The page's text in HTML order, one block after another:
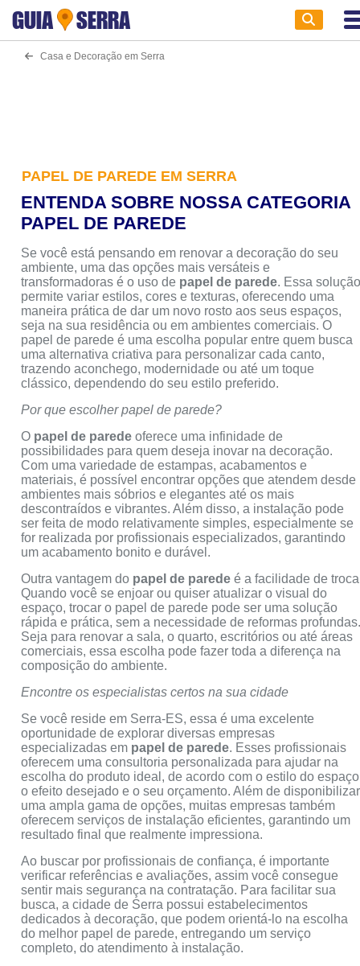
GUIA SERRA
Casa e Decoração em Serra
PAPEL DE PAREDE EM SERRA
ENTENDA SOBRE NOSSA CATEGORIA
PAPEL DE PAREDE
Se você está pensando em renovar a decoração do seu
ambiente, uma das opções mais versáteis e
transformadoras é o uso de papel de parede. Essa
permite variar estilos, cores e texturas, oferecendo uma
maneira prática de dar um novo rosto aos seus espaços,
seja na sua residência ou em ambientes comerciais. O
papel de parede é uma escolha popular entre quem busca
uma alternativa criativa para personalizar cada canto,
trazendo aconchego, modernidade ou até um toque
clássico, dependendo do seu estilo preferido.
Por que escolher papel de parede?
O papel de parede oferece uma infinidade de
possibilidades para quem deseja inovar na decoração.
Com uma variedade de estampas, acabamentos e
materiais, é possível encontrar opções que atendem desde
ambientes mais sóbrios e elegantes até os mais
descontraídos e vibrantes. Além disso, a instalação pode
ser feita de modo relativamente simples, especialmente se
for realizada por profissionais especializados, garantindo
um acabamento bonito e durável.
Outra vantagem do papel de parede é a facilidade de
Quando você se enjoar ou quiser atualizar o visual do
espaço, trocar o papel de parede pode ser uma solução
rápida e prática, sem a necessidade de reformas
Seja para renovar a sala, o quarto, escritórios ou até áreas
comerciais, essa escolha pode fazer toda a diferença na
composição do ambiente.
Encontre os especialistas certos na sua cidade
Se você reside em Serra-ES, essa é uma excelente
oportunidade de explorar diversas empresas
especializadas em papel de parede. Esses profissionais
oferecem uma consultoria personalizada para ajudar na
escolha do produto ideal, de acordo com o estilo do
o efeito desejado e o seu orçamento. Além de disponibilizar
uma ampla gama de opções, muitas empresas também
oferecem serviços de instalação eficientes, garantindo um
resultado final que realmente impressiona.
Ao buscar por profissionais de confiança, é importante
verificar referências e avaliações, assim você consegue
sentir mais segurança na contratação. Para facilitar sua
busca, a cidade de Serra possui estabelecimentos
dedicados à decoração, que podem orientá-lo na escolha
do melhor papel de parede, entregando um serviço
completo, do atendimento à instalação.